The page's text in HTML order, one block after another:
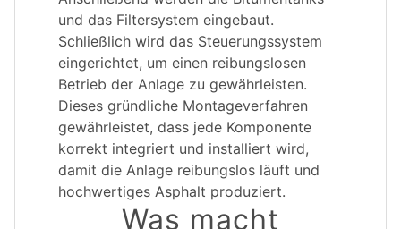
und das Filtersystem eingebaut.
Schließlich wird das Steuerungssystem
eingerichtet, um einen reibungslosen
Betrieb der Anlage zu gewährleisten.
Dieses gründliche Montageverfahren
gewährleistet, dass jede Komponente
korrekt integriert und installiert wird,
damit die Anlage reibungslos läuft und
hochwertiges Asphalt produziert.
Was macht